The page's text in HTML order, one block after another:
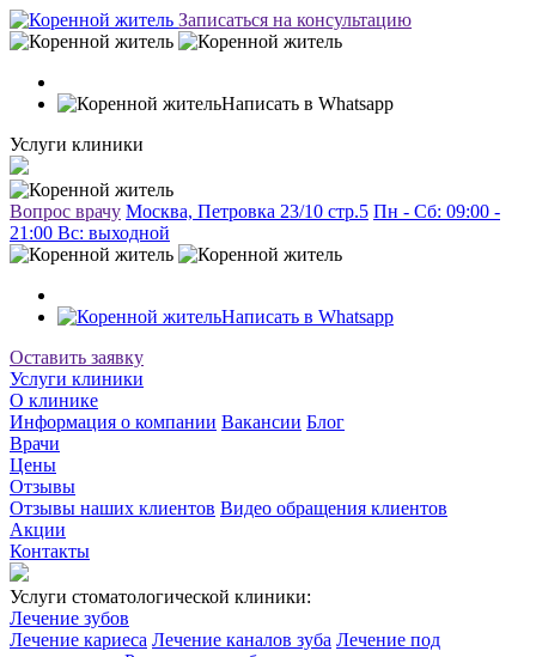
Записаться на консультацию
Написать в Whatsapp
Услуги клиники
Вопрос врачу Москва, Петровка 23/10 стр.5 Пн - Сб: 09:00 -
21:00 Вc: выходной
Написать в Whatsapp
Оставить заявку
Услуги клиники
О клинике
Информация о компании Вакансии Блог
Врачи
Цены
Отзывы
Отзывы наших клиентов Видео обращения клиентов
Акции
Контакты
Услуги стоматологической клиники:
Лечение зубов
Лечение кариеса Лечение каналов зуба Лечение под